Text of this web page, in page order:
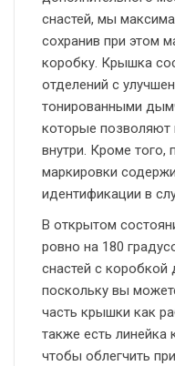
снастей, мы
сохранив при этом
коробку. Крышка
отделений с
тонированными
которые позволяют
внутри. Кроме того,
маркировки
идентификации в
В открытом
ровно на 180
снастей с коробкой
поскольку вы
часть крышки как
также есть линейка
чтобы облегчить